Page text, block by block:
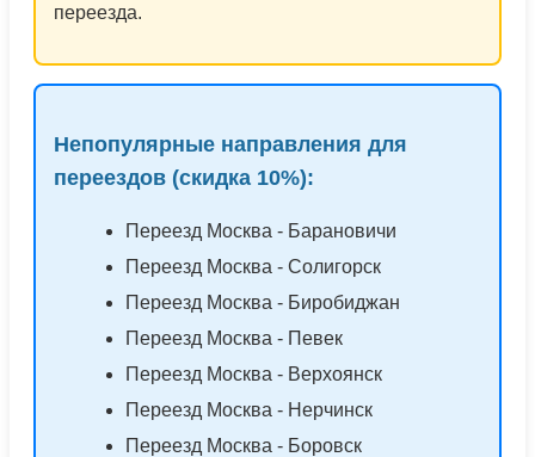
переезда.
Непопулярные направления для
переездов (скидка 10%):
Переезд Москва - Барановичи
Переезд Москва - Солигорск
Переезд Москва - Биробиджан
Переезд Москва - Певек
Переезд Москва - Верхоянск
Переезд Москва - Нерчинск
Переезд Москва - Боровск